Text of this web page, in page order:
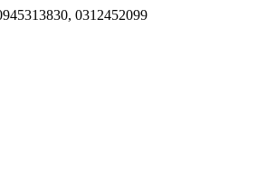
0312452099